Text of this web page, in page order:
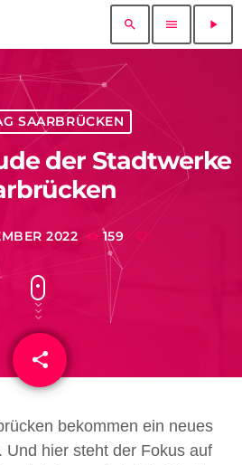
search menu play_arrow
SAARBRÜCKEN
der Stadtwerke
2022 159
share
email
bekommen ein neues
Und hier steht der Fokus auf